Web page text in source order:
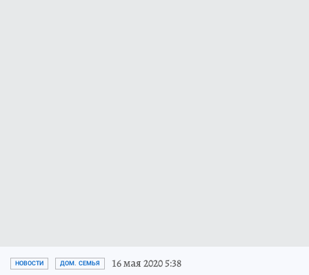
НОВОСТИ ДОМ. СЕМЬЯ 16 мая 2020 5:38